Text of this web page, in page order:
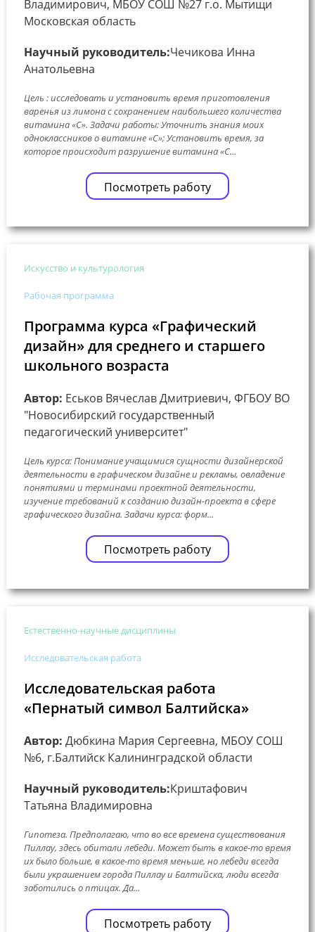
Владимирович, МБОУ СОШ №27 г.о. Мытищи
Московская область
Научный руководитель:Чечикова Инна
Анатольевна
Цель : исследовать и установить время приготовления
варенья из лимона с сохранением наибольшего количества
витамина «С». Задачи работы: Уточнить знания моих
одноклассников о витамине «С»; Установить время, за
которое происходит разрушение витамина «С...
Посмотреть работу
Искусство и культурология
Рабочая программа
Программа курса «Графический
дизайн» для среднего и старшего
школьного возраста
Автор: Еськов Вячеслав Дмитриевич, ФГБОУ ВО
"Новосибирский государственный
педагогический университет"
Цель курса: Понимание учащимися сущности дизайнерской
деятельности в графическом дизайне и рекламы, овладение
понятиями и терминами проектной деятельности,
изучение требований к созданию дизайн-проекта в сфере
графического дизайна. Задачи курса: форм...
Посмотреть работу
Естественно-научные дисциплины
Исследовательская работа
Исследовательская работа
«Пернатый символ Балтийска»
Автор: Дюбкина Мария Сергеевна, МБОУ СОШ
№6, г.Балтийск Калининградской области
Научный руководитель:Криштафович
Татьяна Владимировна
Гипотеза. Предполагаю, что во все времена существования
Пиллау, здесь обитали лебеди. Может быть в какое-то время
их было больше, в какое-то время меньше, но лебеди всегда
были украшением города Пиллау и Балтийска, люди всегда
заботились о птицах. Да...
Посмотреть работу